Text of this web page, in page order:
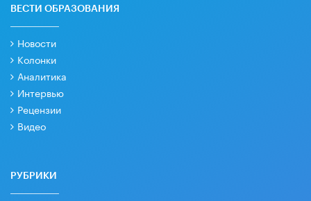
ВЕСТИ ОБРАЗОВАНИЯ
Новости
Колонки
Аналитика
Интервью
Рецензии
Видео
РУБРИКИ